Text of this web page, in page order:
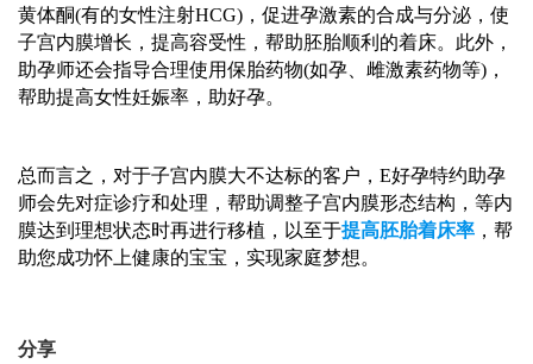
黄体酮(有的女性注射HCG)，促进孕激素的合成与分泌，使
子宫内膜增长，提高容受性，帮助胚胎顺利的着床。此外，
助孕师还会指导合理使用保胎药物(如孕、雌激素药物等)，
帮助提高女性妊娠率，助好孕。
总而言之，对于子宫内膜大不达标的客户， E好孕特约助孕
师会先对症诊疗和处理，帮助调整子宫内膜形态结构，等内
膜达到理想状态时再进行移植，以至于提高胚胎着床率 ，帮
助您成功怀上健康的宝宝，实现家庭梦想。
分享